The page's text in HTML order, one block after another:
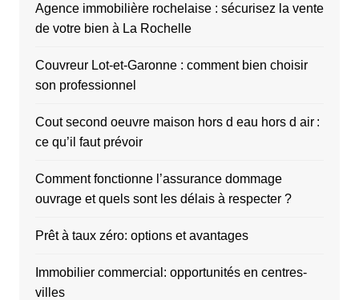
Agence immobilière rochelaise : sécurisez la vente
de votre bien à La Rochelle
Couvreur Lot-et-Garonne : comment bien choisir
son professionnel
Cout second oeuvre maison hors d eau hors d air :
ce qu’il faut prévoir
Comment fonctionne l’assurance dommage
ouvrage et quels sont les délais à respecter ?
Prêt à taux zéro: options et avantages
Immobilier commercial: opportunités en centres-
villes